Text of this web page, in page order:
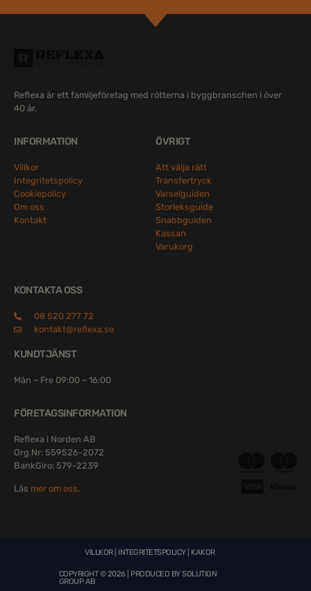
Reflexa är ett familjeföretag med rötterna i byggbranschen i över
40 år.
INFORMATION
Villkor
Integritetspolicy
Cookiepolicy
Om oss
Kontakt
ÖVRIGT
Att välja rätt
Transfertryck
Varselguiden
Storleksguide
Snabbguiden
Kassan
Varukorg
KONTAKTA OSS
08 520 277 72
kontakt@reflexa.se
KUNDTJÄNST
Mån – Fre 09:00 – 16:00
FÖRETAGSINFORMATION
Reflexa i Norden AB
Org.Nr: 559526-2072
BankGiro: 579-2239
Läs mer om oss.
VILLKOR| INTEGRITETSPOLICY| KAKOR
COPYRIGHT © 2026 | PRODUCED BYSOLUTION
GROUP AB